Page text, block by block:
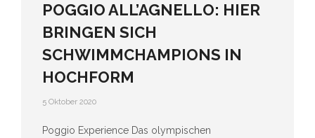
POGGIO ALL’AGNELLO: HIER
BRINGEN SICH
SCHWIMMCHAMPIONS IN
HOCHFORM
5 Oktober 2020
Poggio Experience Das olympischen